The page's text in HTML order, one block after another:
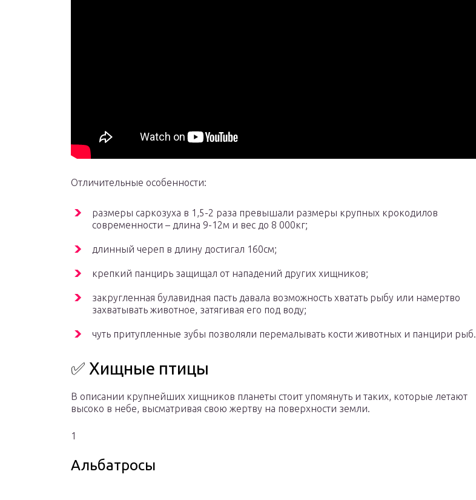
Отличительные особенности:
размеры саркозуха в 1,5-2 раза превышали размеры крупных крокодилов
современности – длина 9-12м и вес до 8 000кг;
длинный череп в длину достигал 160см;
крепкий панцирь защищал от нападений других хищников;
закругленная булавидная пасть давала возможность хватать рыбу или намертво
захватывать животное, затягивая его под воду;
чуть притупленные зубы позволяли перемалывать кости животных и панцири рыб.
✅ Хищные птицы
В описании крупнейших хищников планеты стоит упомянуть и таких, которые летают
высоко в небе, высматривая свою жертву на поверхности земли.
1
Альбатросы